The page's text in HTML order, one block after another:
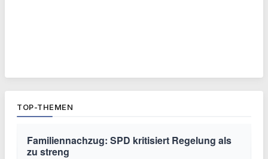
TOP-THEMEN
Familiennachzug: SPD kritisiert Regelung als
zu streng